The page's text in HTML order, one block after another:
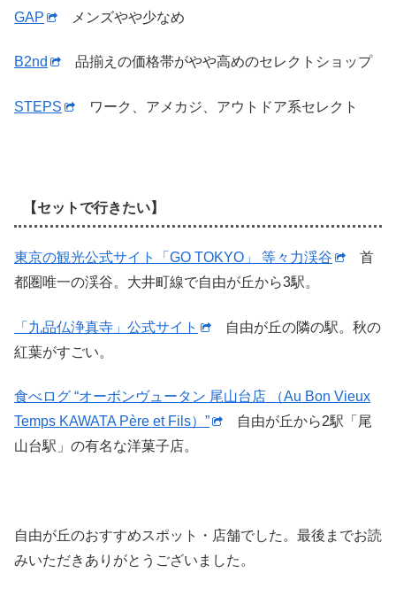
GAP メンズやや少なめ
B2nd 品揃えの価格帯がやや高めのセレクトショップ
STEPS ワーク、アメカジ、アウトドア系セレクト
【セットで行きたい】
東京の観光公式サイト「GO TOKYO」 等々力渓谷
首
都圏唯一の渓谷。大井町線で自由が丘から3駅。
「九品仏浄真寺」公式サイト
自由が丘の隣の駅。秋の
紅葉がすごい。
食べログ “オーボンヴュータン 尾山台店 （Au Bon Vieux
Temps KAWATA Père et Fils）”
自由が丘から2駅「尾
山台駅」の有名な洋菓子店。
自由が丘のおすすめスポット・店舗でした。最後までお読
みいただきありがとうございました。